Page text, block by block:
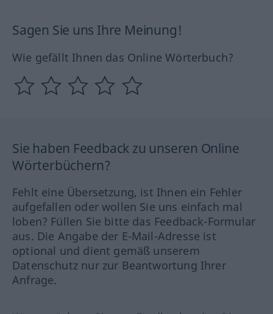
Sagen Sie uns Ihre Meinung!
Wie gefällt Ihnen das Online Wörterbuch?
Sie haben Feedback zu unseren Online
Wörterbüchern?
Fehlt eine Übersetzung, ist Ihnen ein Fehler
aufgefallen oder wollen Sie uns einfach mal
loben? Füllen Sie bitte das Feedback-Formular
aus. Die Angabe der E-Mail-Adresse ist
optional und dient gemäß unserem
Datenschutz nur zur Beantwortung Ihrer
Anfrage.